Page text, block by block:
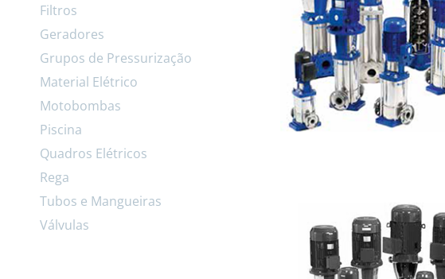
Filtros
Geradores
Grupos de Pressurização
Material Elétrico
Motobombas
Piscina
Quadros Elétricos
Rega
Tubos e Mangueiras
Válvulas